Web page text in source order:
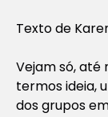
Texto de
Vejam só, até
termos ideia,
dos grupos